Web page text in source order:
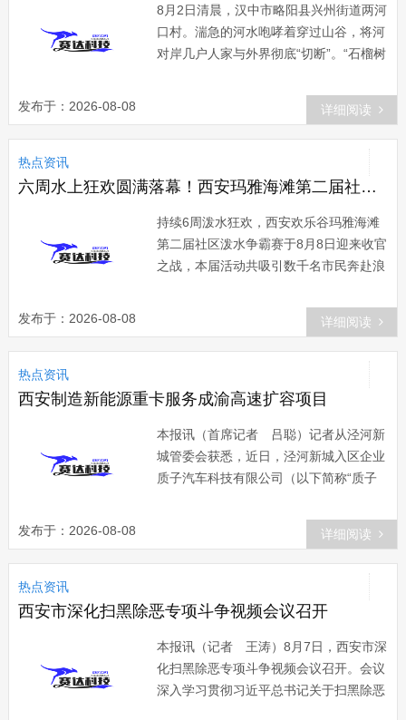
8月2日清晨，汉中市略阳县兴州街道两河
口村。湍急的河水咆哮着穿过山谷，将河
对岸几户人家与外界彻底“切断”。“石榴树
了，河水暴涨，根本过不了河。”略阳县
发布于：2026-08-08 详细阅读
热点资讯
六周水上狂欢圆满落幕！西安玛雅海滩第二届社区泼水争霸赛收官之战燃动盛夏
持续6周泼水狂欢，西安欢乐谷玛雅海滩
第二届社区泼水争霸赛于8月8日迎来收官
之战，本届活动共吸引数千名市民奔赴浪
欢画上圆满句号。本场活动由《华商报》
发布于：2026-08-08 详细阅读
热点资讯
西安制造新能源重卡服务成渝高速扩容项目
本报讯（首席记者 吕聪）记者从泾河新
城管委会获悉，近日，泾河新城入区企业
质子汽车科技有限公司（以下简称“质子
付，为西南地区基建运输注入绿色动能，
发布于：2026-08-08 详细阅读
热点资讯
西安市深化扫黑除恶专项斗争视频会议召开
本报讯（记者 王涛）8月7日，西安市深
化扫黑除恶专项斗争视频会议召开。会议
深入学习贯彻习近平总书记关于扫黑除恶